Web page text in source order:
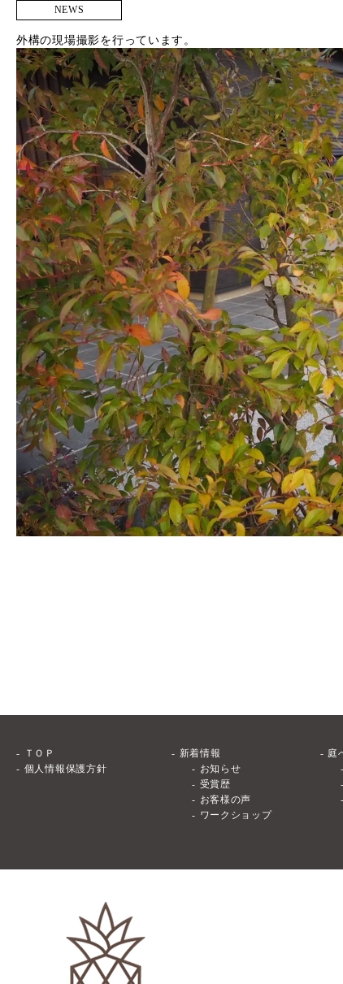
NEWS
外構の現場撮影を行っています。
ＴＯＰ
個人情報保護方針
新着情報
お知らせ
受賞歴
お客様の声
ワークショップ
庭